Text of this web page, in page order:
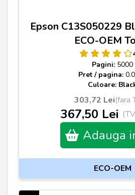
Epson C13S050229
ECO-OEM
Pagini: 5000
Pret / pagina:
Culoare:
303,72 Lei(fara
367,50 Lei
Adauga
ECO-OEM